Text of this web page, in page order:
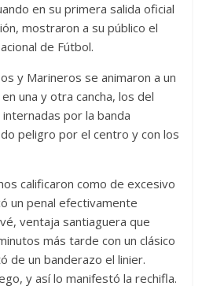
en su primera salida oficial
mostraron a su público el
de Fútbol.
y Marineros se animaron a un
una y otra cancha, los del
internadas por la banda
peligro por el centro y con los
calificaron como de excesivo
un penal efectivamente
ventaja santiaguera que
más tarde con un clásico
de un banderazo el linier.
y así lo manifestó la rechifla.